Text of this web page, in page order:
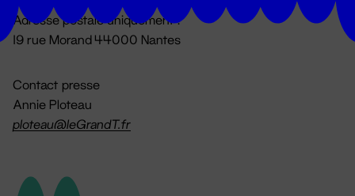
Adresse postale uniquement :
19 rue Morand 44000 Nantes
Contact presse
Annie Ploteau
ploteau@leGrandT.fr